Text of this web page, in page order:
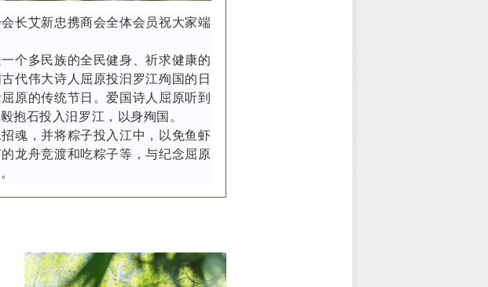
长艾新忠携商会全体会员祝大家端
个多民族的全民健身、祈求健康的
代伟大诗人屈原投汩罗江殉国的日
原的传统节日。爱国诗人屈原听到
抱石投入汨罗江，以身殉国。
魂，并将粽子投入江中，以免鱼虾
龙舟竞渡和吃粽子等，与纪念屈原